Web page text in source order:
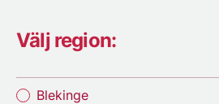
Välj region:
Blekinge